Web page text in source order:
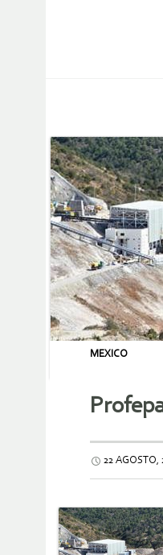
MEXICO
22 AGOSTO,